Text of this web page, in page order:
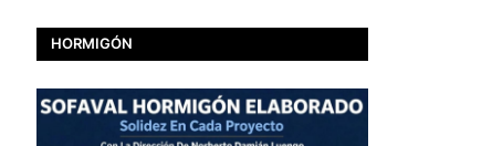
HORMIGÓN